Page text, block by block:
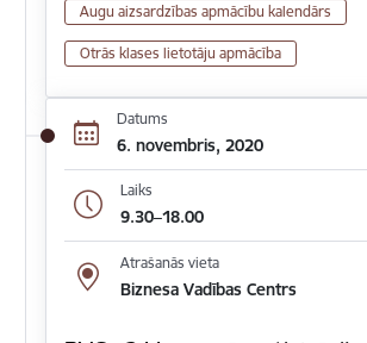
Augu aizsardzības apmācību kalendārs
Otrās klases lietotāju apmācība
Datums
6. novembris, 2020
Laiks
9.30–18.00
Atrašanās vieta
Biznesa Vadības Centrs